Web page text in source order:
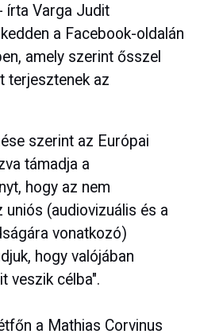
írta Varga Judit
a Facebook-oldalán
amely szerint ősszel
terjesztenek az
szerint az Európai
támadja a
hogy az nem
(audiovizuális és a
vonatkozó)
hogy valójában
veszik célba".
a Mathias Corvinus